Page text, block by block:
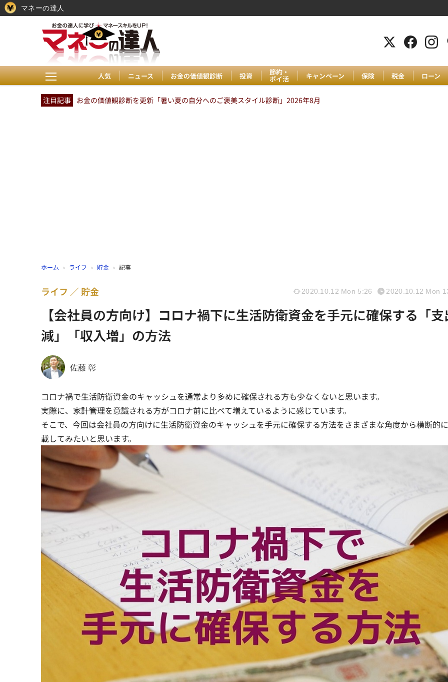
人気 ニュース お金の価値観診断 投資 節約・
ポイ活 キャンペーン 保険 税金 ローン
注目記事 お金の価値観診断を更新「暑い夏の自分へのご褒美スタイル診断」2026年8月
ホーム › ライフ › 貯金 › 記事
【会社員の方向け】コロナ禍下に生活防衛資金を手元に確保する「支
減」「収入増」の方法
ライフ 貯金 2020.10.12 Mon 5:26 2020.10.12 Mon
佐藤 彰
コロナ禍で生活防衛資金のキャッシュを通常より多めに確保される方も少なくないと思います。
実際に、家計管理を意識される方がコロナ前に比べて増えているように感じています。
そこで、今回は会社員の方向けに生活防衛資金のキャッシュを手元に確保する方法をさまざまな角度から横断的
載してみたいと思います。
マネーの達人